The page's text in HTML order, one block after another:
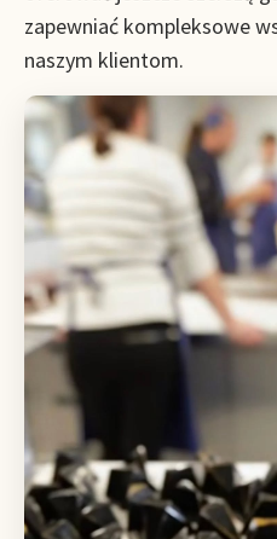
zapewniać kompleksowe
naszym klientom.